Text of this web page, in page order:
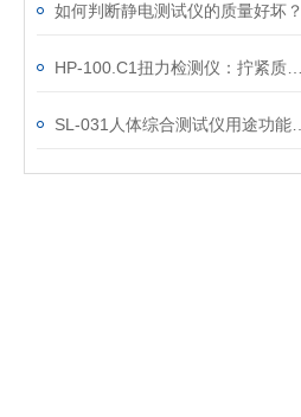
如何判断静电测试仪的质量好坏？